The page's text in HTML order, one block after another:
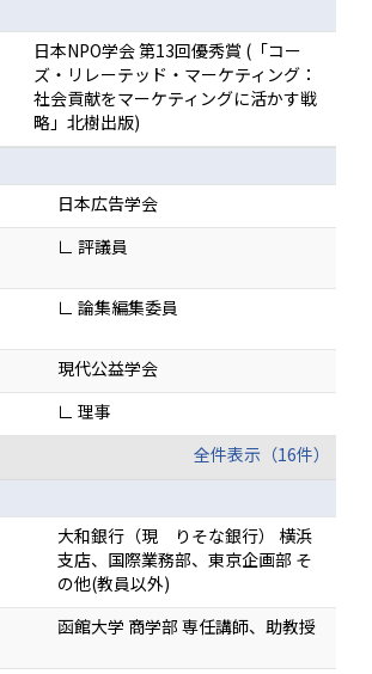
日本NPO学会 第13回優秀賞 (「コー
ズ・リレーテッド・マーケティング：
社会貢献をマーケティングに活かす戦
略」北樹出版)
日本広告学会
∟ 評議員
∟ 論集編集委員
現代公益学会
∟ 理事
全件表示（16件）
大和銀行（現 りそな銀行） 横浜
支店、国際業務部、東京企画部 そ
の他(教員以外)
函館大学 商学部 専任講師、助教授